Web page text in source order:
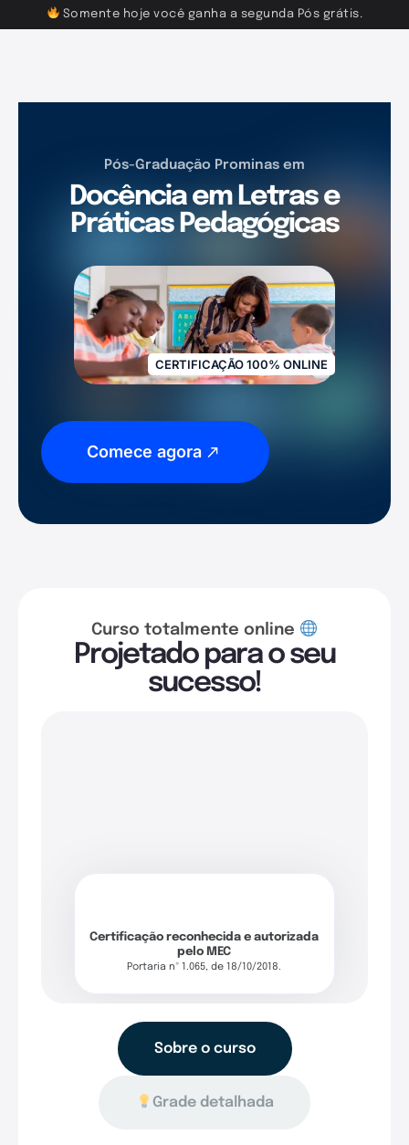
Somente hoje você ganha a segunda Pós grátis.
Pós-Graduação Prominas em
Docência em Letras e
Práticas Pedagógicas
CERTIFICAÇÃO 100% ONLINE
Comece agora
Curso totalmente online
Projetado para o seu
sucesso!
Certificação reconhecida e autorizada
pelo MEC
Portaria nº 1.065, de 18/10/2018.
Sobre o curso
Grade detalhada